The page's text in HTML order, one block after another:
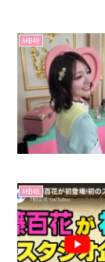
AKB48
AKB48